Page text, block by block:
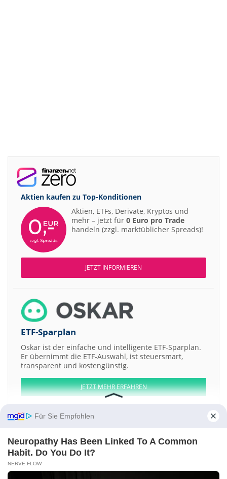
Aktien kaufen zu Top-Konditionen
Aktien, ETFs, Derivate, Kryptos und
mehr – jetzt für 0 Euro pro Trade
handeln (zzgl. marktüblicher Spreads)!
JETZT INFORMIEREN
ETF-Sparplan
Oskar ist der einfache und intelligente ETF-Sparplan.
Er übernimmt die ETF-Auswahl, ist steuersmart,
transparent und kostengünstig.
JETZT MEHR ERFAHREN
Aktien ATX DAX EuroStoxx 50 Dow Jones NASDAQ 100 Nikkei 225
Für Sie Empfohlen
Neuropathy Has Been Linked To A Common
Habit. Do You Do It?
NERVE FLOW